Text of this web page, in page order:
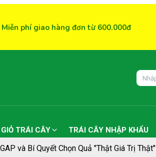
phí giao hàng đơn từ 600.000đ
GIỎ TRÁI CÂY TRÁI CÂY NHẬP KHẨU
và Bí Quyết Chọn Quả "Thật Giá Trị Thật"